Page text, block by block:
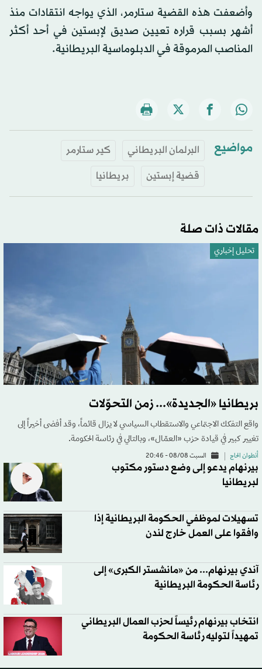
وأضعفت هذه القضية ستارمر، الذي يواجه انتقادات منذ
أشهر بسبب قراره تعيين صديق لإبستين في أحد أكثر
المناصب المرموقة في الدبلوماسية البريطانية.
مواضيع البرلمان البريطاني
كير ستارمر
قضية إبستين
بريطانيا
مقالات ذات صلة
تحليل إخباري
بريطانيا «الجديدة»... زمن التحوّلات
واقع التفكك الاجتماعي والاستقطاب السياسي لا يزال قائماً، وقد أفضى أخيراً إلى
تغيير كبير في قيادة حزب «العمّال»، وبالتالي في رئاسة الحكومة.
أنطوان الحاج السبت 08/08 - 20:46
بيرنهام يدعو إلى وضع دستور مكتوب
لبريطانيا
تسهيلات لموظفي الحكومة البريطانية إذا
وافقوا على العمل خارج لندن
آندي بيرنهام... من «مانشستر الكبرى» إلى
رئاسة الحكومة البريطانية
انتخاب بيرنهام رئيساً لحزب العمال البريطاني
تمهيداً لتوليه رئاسة الحكومة